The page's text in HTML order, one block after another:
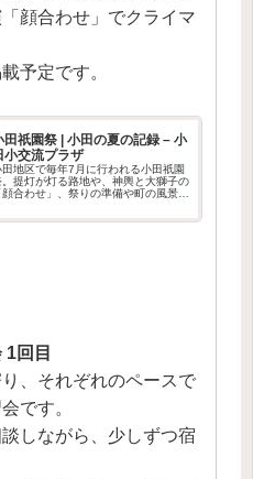
顔合わせ」でクライマ
予定です。
田祇園祭 | 小田の夏の記録 – 小
小交流プラザ
田地区で毎年7月に行われる小田祇園
。提灯が灯る路地や、神輿と大獅子の
顔合わせ」、祭りの準備や町の風景な
回目
、それぞれのペースで
です。
しながら、少しずつ宿